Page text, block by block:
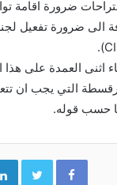
ضرورة اقامة
الى ضرورة تفعيل
اثنى العمدة على
التي يجب ان
حسب قوله.
Facebook
Twitter